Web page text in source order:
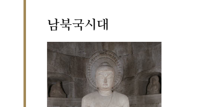
남북국시대